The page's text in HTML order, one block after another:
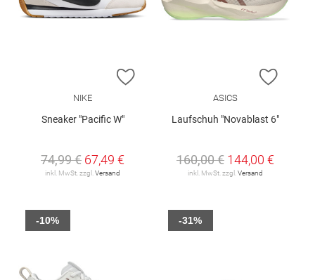
ZUR WUNSCHLISTE HINZUFÜGEN
NIKE
Sneaker "Pacific W"
74,99 € 67,49 €
inkl. MwSt. zzgl. Versand
ZUR
ASICS
Laufschuh "Novablast 6"
160,00 € 144,00 €
inkl. MwSt. zzgl. Versand
-10% -31%